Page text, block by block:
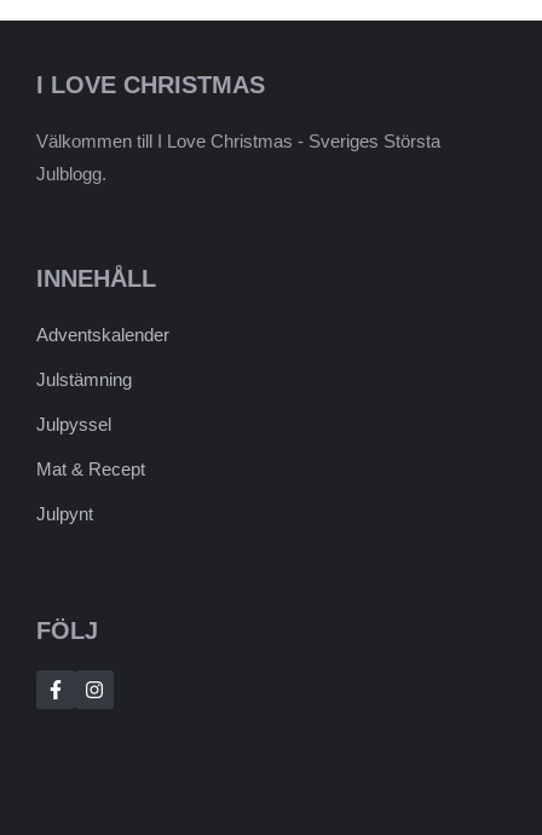
I LOVE CHRISTMAS
Välkommen till I Love Christmas - Sveriges Största
Julblogg.
INNEHÅLL
Adventskalender
Julstämning
Julpyssel
Mat & Recept
Julpynt
FÖLJ